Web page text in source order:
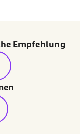
Empfehlung